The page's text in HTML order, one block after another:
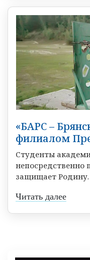
«БАРС –
филиалом
Студенты
непосредственно
защищает Родину.
Читать далее